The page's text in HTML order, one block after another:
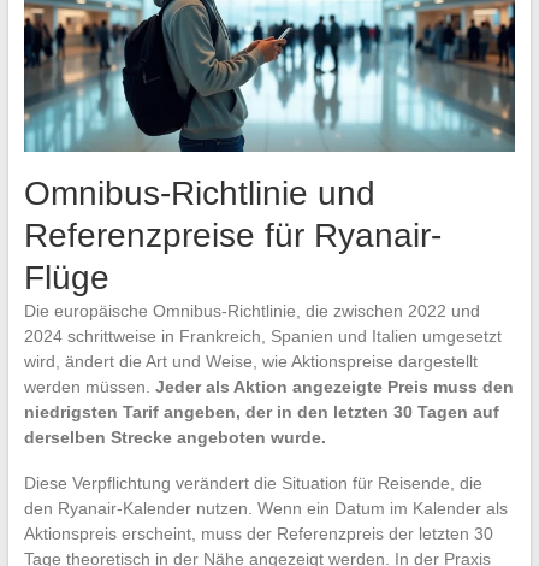
Omnibus-Richtlinie und
Referenzpreise für Ryanair-
Flüge
Die europäische Omnibus-Richtlinie, die zwischen 2022 und
2024 schrittweise in Frankreich, Spanien und Italien umgesetzt
wird, ändert die Art und Weise, wie Aktionspreise dargestellt
werden müssen. Jeder als Aktion angezeigte Preis muss den
niedrigsten Tarif angeben, der in den letzten 30 Tagen auf
derselben Strecke angeboten wurde.
Diese Verpflichtung verändert die Situation für Reisende, die
den Ryanair-Kalender nutzen. Wenn ein Datum im Kalender als
Aktionspreis erscheint, muss der Referenzpreis der letzten 30
Tage theoretisch in der Nähe angezeigt werden. In der Praxis